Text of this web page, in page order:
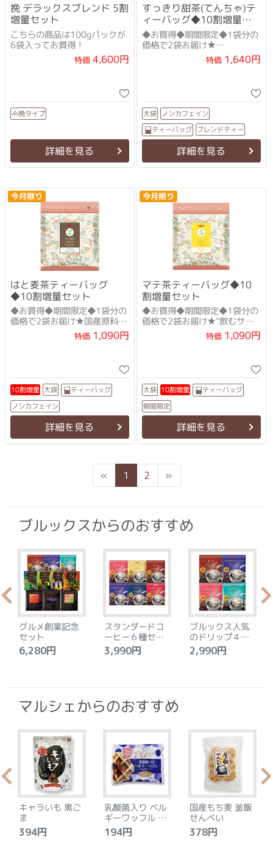
挽 デラックスブレンド 5割
増量セット
こちらの商品は100gパックが
6袋入ってお買得！
特価4,600円
挽タイプ
詳細を見る
すっきり甜茶(てんちゃ)テ
ィーバッグ◆10割増量セ
ット
◆お買得◆期間限定◆1袋分の
価格で2袋お届け★
甜茶とシソ等の飲みやすいブ
特価1,640円
大袋 ノンカフェイン
ティーバッグ ブレンドティー
詳細を見る
今月限り
はと麦茶ティーバッグ
◆10割増量セット
◆お買得◆期間限定◆1袋分の
価格で2袋お届け★国産原料に
リニューアル！★特価1,090円
10割増量 大袋 ティーバッグ
ノンカフェイン
詳細を見る
今月限り
マテ茶ティーバッグ◆10
割増量セット
◆お買得◆期間限定◆1袋分の
価格で2袋お届け★“飲むサラ
ダ”で元気にキ・レ・イ！
特価1,090円
大袋 10割増量 ティーバッグ
期間限定
詳細を見る
« Previous
1 2 »
ブルックスからのおすすめ
グルメ創業記念
セット
6,280円
スタンダードコ
ーヒー６種セッ
ト
3,990円
ブルックス人気
のドリップ４種
セット
2,990円
マルシェからのおすすめ
キャラいも 黒ご
ま
394円
乳酸菌入り ベル
ギーワッフル プ
レーン
194円
国産もち麦 釜飯
せんべい
378円